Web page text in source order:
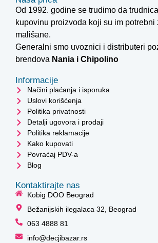
Od 1992. godine se trudimo da
kupovinu proizvoda koji su im potrebni
mališane.
Generalni smo uvoznici i distributeri
brendova Nania i Chipolino
Informacije
Načini plaćanja i isporuka
Uslovi korišćenja
Politika privatnosti
Detalji ugovora i prodaji
Politika reklamacije
Kako kupovati
Povraćaj PDV-a
Blog
Kontaktirajte nas
Kobig DOO Beograd
Bežanijskih ilegalaca 32, Beograd
063 4888 81
info@decjibazar.rs